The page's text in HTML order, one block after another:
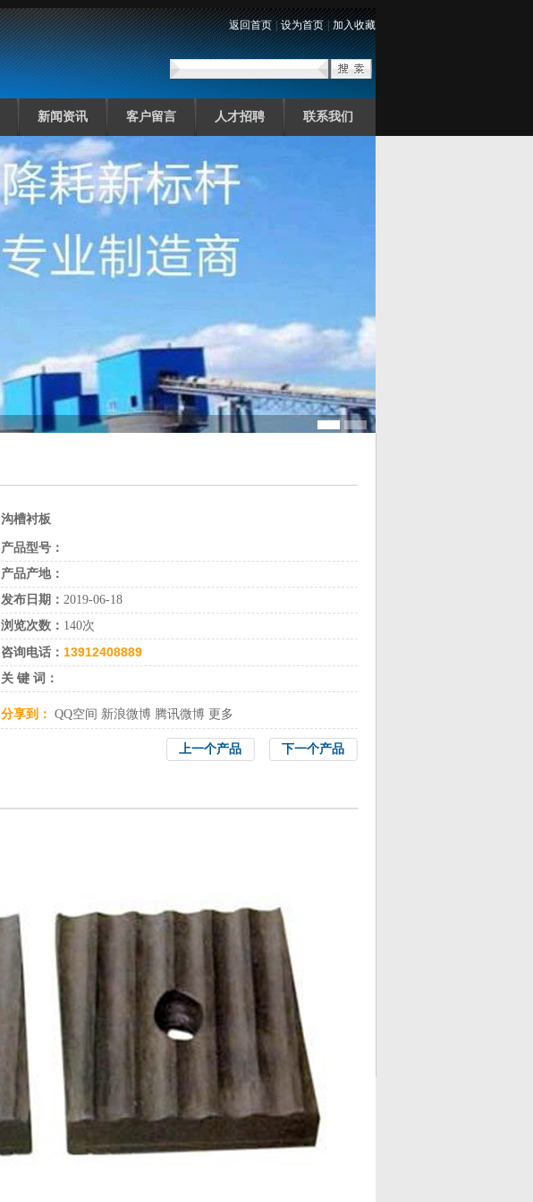
返回首页 | 设为首页 加入收藏
新闻资讯 客户留言 人才招聘 联系我们
沟槽衬板
产品型号：
产品产地：
发布日期： 2019-06-18
浏览次数： 140次
咨询电话： 13912408889
关 键 词：
分享到： QQ空间 新浪微博 腾讯微博 更多
下一个产品
上一个产品